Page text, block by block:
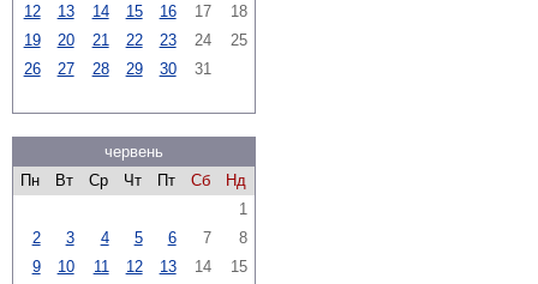
12
13 14 15 16 17
18
19
20 21 22 23 24
25
26
27 28 29 30 31
червень
Пн
Вт Ср Чт Пт Сб
Нд
1
2
3 4 5 6 7
8
9
10 11 12 13 14
15